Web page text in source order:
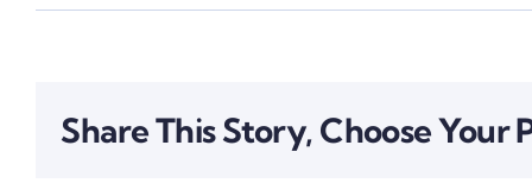
Share This Story, Choose Your